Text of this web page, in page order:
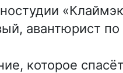
авантюрист по
которое спасёт